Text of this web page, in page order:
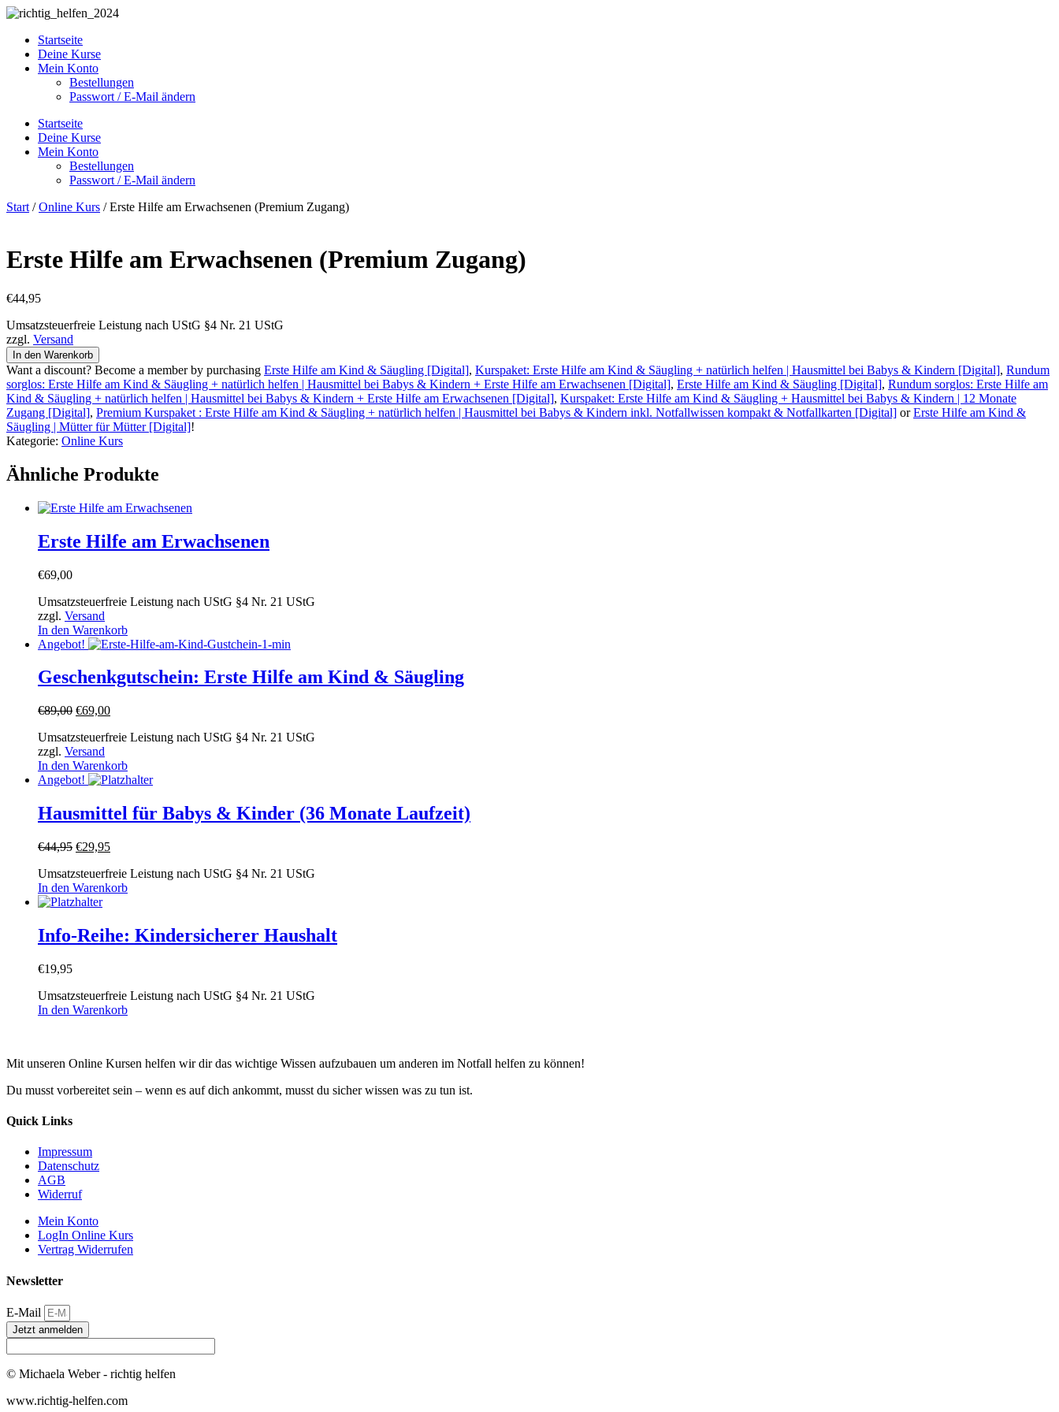
Zum
springenStartseite
Deine Kurse
Mein Konto
Bestellungen
Passwort / E-Mail ändern
Startseite
Deine Kurse
Mein Konto
Bestellungen
Passwort / E-Mail ändern
Start /Online Kurs / Erste Hilfe am Erwachsenen (Premium Zugang)
Erste Hilfe am Erwachsenen (Premium Zugang)
€44,95
Umsatzsteuerfreie Leistung nach UStG §4 Nr. 21 UStG
zzgl. Versand
Erste
Hilfe
am
Erwachsenen
(Premium
Zugang)
[Digital]
Menge
In den Warenkorb
Want a discount? Become a member by purchasing Erste Hilfe am Kind & Säugling [Digital], Kurspaket: Erste Hilfe am Kind & Säugling + natürlich helfen | Hausmittel bei Babys & Kindern [Digital], Rundum
sorglos: Erste Hilfe am Kind & Säugling + natürlich helfen | Hausmittel bei Babys & Kindern + Erste Hilfe am Erwachsenen [Digital], Erste Hilfe am Kind & Säugling [Digital], Rundum sorglos: Erste Hilfe am
Kind & Säugling + natürlich helfen | Hausmittel bei Babys & Kindern + Erste Hilfe am Erwachsenen [Digital], Kurspaket: Erste Hilfe am Kind & Säugling + Hausmittel bei Babys & Kindern | 12 Monate
Zugang [Digital], Premium Kurspaket : Erste Hilfe am Kind & Säugling + natürlich helfen | Hausmittel bei Babys & Kindern inkl. Notfallwissen kompakt & Notfallkarten [Digital] orErste Hilfe am Kind &
Säugling | Mütter für Mütter [Digital]!
Kategorie: Online Kurs
Ähnliche Produkte
Erste Hilfe am Erwachsenen
€69,00
Umsatzsteuerfreie Leistung nach UStG §4 Nr. 21 UStG
zzgl. Versand
In den Warenkorb
Angebot!
Geschenkgutschein: Erste Hilfe am Kind & Säugling
€89,00 Ursprünglicher
war:
€89,00
€69,00Aktueller
ist:
Umsatzsteuerfreie Leistung nach UStG §4 Nr. 21 UStG
zzgl. Versand
In den Warenkorb
Angebot!
Hausmittel für Babys & Kinder (36 Monate Laufzeit)
€44,95 Ursprünglicher
war:
€44,95
€29,95Aktueller
ist:
€29,95.
Umsatzsteuerfreie Leistung nach UStG §4 Nr. 21 UStG
In den Warenkorb
Info-Reihe: Kindersicherer Haushalt
€19,95
Umsatzsteuerfreie Leistung nach UStG §4 Nr. 21 UStG
In den Warenkorb
Mit unseren Online Kursen helfen wir dir das wichtige Wissen aufzubauen um anderen im Notfall helfen zu können!
Du musst vorbereitet sein – wenn es auf dich ankommt, musst du sicher wissen was zu tun ist.
Quick Links
Impressum
Datenschutz
AGB
Widerruf
Mein Konto
LogIn Online Kurs
Vertrag Widerrufen
Newsletter
E-Mail
Jetzt anmelden
© Michaela Weber - richtig helfen
www.richtig-helfen.com